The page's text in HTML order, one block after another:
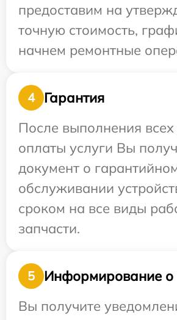
предоставим на
точную стоимость,
начнем ремонтные
4
Гарантия
После выполнения всех
оплаты услуги Вы
документ о
обслуживании
сроком на все виды
запчасти.
5
Информирование о
Вы получите